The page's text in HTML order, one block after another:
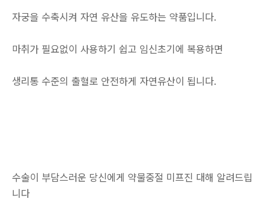
자궁을 수축시켜 자연 유산을 유도하는 약품입니다.
마취가 필요없이 사용하기 쉽고 임신초기에 복용하면
생리통 수준의 출혈로 안전하게 자연유산이 됩니다.
수술이 부담스러운 당신에게 약물중절 미프진 대해 알려드립
니다